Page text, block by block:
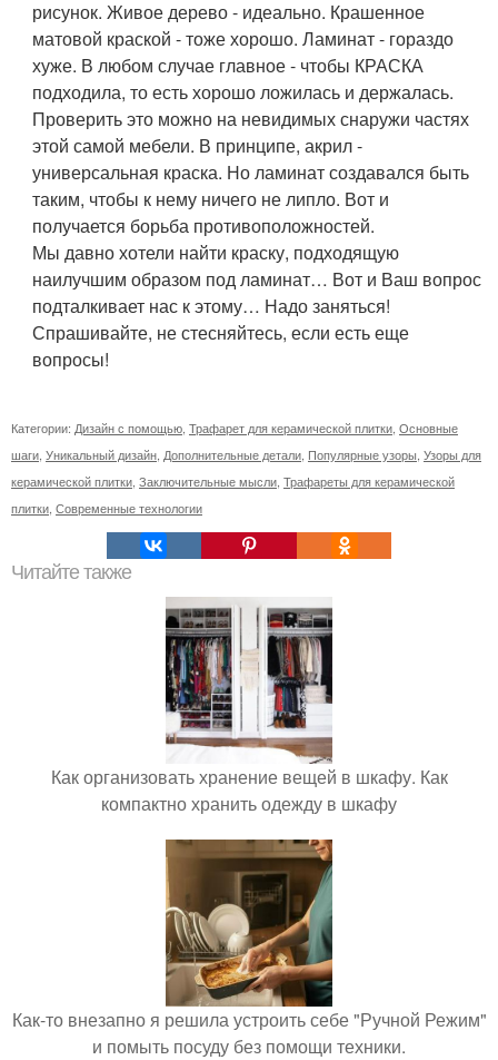
рисунок. Живое дерево - идеально. Крашенное
матовой краской - тоже хорошо. Ламинат - гораздо
хуже. В любом случае главное - чтобы КРАСКА
подходила, то есть хорошо ложилась и держалась.
Проверить это можно на невидимых снаружи частях
этой самой мебели. В принципе, акрил -
универсальная краска. Но ламинат создавался быть
таким, чтобы к нему ничего не липло. Вот и
получается борьба противоположностей.
Мы давно хотели найти краску, подходящую
наилучшим образом под ламинат… Вот и Ваш вопрос
подталкивает нас к этому… Надо заняться!
Спрашивайте, не стесняйтесь, если есть еще
вопросы!
Категории: Дизайн с помощью Трафарет для керамической плитки Основные
шаги Уникальный дизайн Дополнительные детали Популярные узоры Узоры для
керамической плитки Заключительные мысли Трафареты для керамической
плитки Современные технологии
Читайте также
Как организовать хранение вещей в шкафу. Как
компактно хранить одежду в шкафу
Как-то внезапно я решила устроить себе "Ручной Режим"
и помыть посуду без помощи техники.